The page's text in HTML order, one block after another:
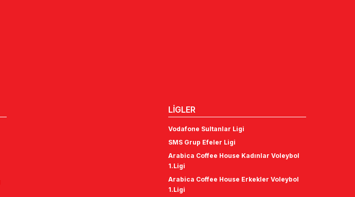
LİGLER
Vodafone Sultanlar Ligi
SMS Grup Efeler Ligi
Arabica Coffee House Kadınlar Voleybol
1.Ligi
Arabica Coffee House Erkekler Voleybol
1.Ligi